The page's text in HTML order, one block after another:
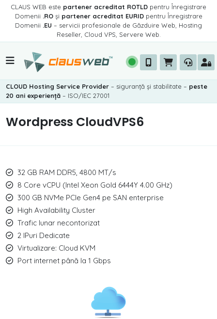
CLAUS WEB este partener acreditat ROTLD pentru Înregistrare
Domenii .ROși partener acreditat EURIDpentru Înregistrare
Domenii .EU – servicii profesionale de Găzduire Web, Hosting
Reseller, Cloud VPS, Servere Web.
CLOUD Hosting Service Provider – siguranță și stabilitate – peste
20 ani experiență – ISO/IEC 27001
Wordpress CloudVPS6
32 GB RAM DDR5, 4800 MT/s
8 Core vCPU (Intel Xeon Gold 6444Y 4.00 GHz)
300 GB NVMe PCIe Gen4 pe SAN enterprise
High Availability Cluster
Trafic lunar necontorizat
2 IPuri Dedicate
Virtualizare: Cloud KVM
Port internet până la 1 Gbps